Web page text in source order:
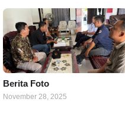
Berita Foto
November 28, 2025